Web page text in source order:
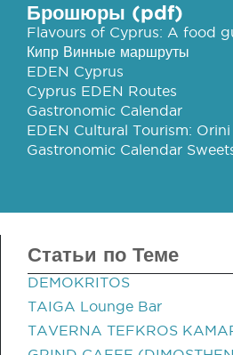
Брошюры (pdf)
Flavours of Cyprus: A food
Кипр Винные маршруты
EDEN Cyprus
Cyprus EDEN Routes
Gastronomic Calendar
EDEN Cultural Tourism:
Gastronomic Calendar
Статьи по Теме
DEMOKRITOS
TAIGA Lounge Bar
TAVERNA TEFKROS